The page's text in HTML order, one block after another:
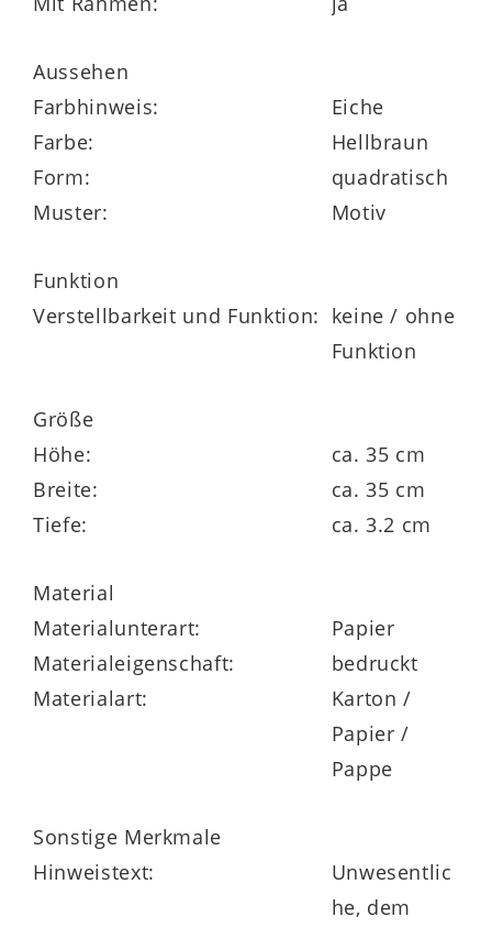
Aussehen
Farbhinweis:
Eiche
Farbe:
Hellbraun
Form:
quadratisch
Muster:
Motiv
Funktion
Verstellbarkeit und Funktion: keine / ohne
Funktion
Größe
Höhe:
ca. 35 cm
Breite:
ca. 35 cm
Tiefe:
ca. 3.2 cm
Material
Materialunterart:
Papier
Materialeigenschaft:
bedruckt
Materialart:
Karton /
Papier /
Pappe
Sonstige Merkmale
Hinweistext:
Unwesentlic
he, dem